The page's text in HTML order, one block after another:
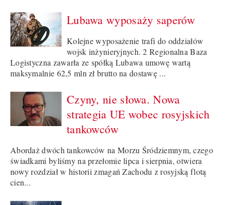
Lubawa wyposaży saperów
Kolejne wyposażenie trafi do oddziałów
wojsk inżynieryjnych. 2 Regionalna Baza
Logistyczna zawarła ze spółką Lubawa umowę wartą
maksymalnie 62,5 mln zł brutto na dostawę ...
Czyny, nie słowa. Nowa
strategia UE wobec rosyjskich
tankowców
Abordaż dwóch tankowców na Morzu Śródziemnym, czego
świadkami byliśmy na przełomie lipca i sierpnia, otwiera
nowy rozdział w historii zmagań Zachodu z rosyjską flotą
cien...